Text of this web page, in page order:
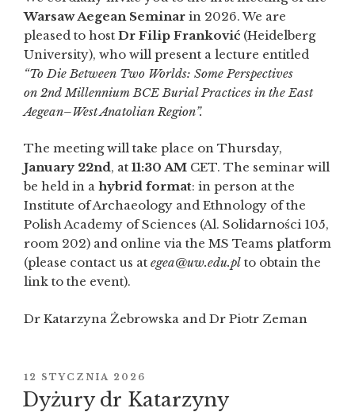
Warsaw Aegean Seminar in 2026. We are
pleased to host Dr Filip Franković (Heidelberg
University), who will present a lecture entitled
“To Die Between Two Worlds: Some Perspectives
on 2nd Millennium BCE Burial Practices in the East
Aegean–West Anatolian Region”.
The meeting will take place on Thursday,
January 22nd, at 11:30 AM CET. The seminar will
be held in a hybrid format: in person at the
Institute of Archaeology and Ethnology of the
Polish Academy of Sciences (Al. Solidarności 105,
room 202) and online via the MS Teams platform
(please contact us at egea@uw.edu.pl to obtain the
link to the event).
Dr Katarzyna Żebrowska and Dr Piotr Zeman
OPUBLIKOWANE
W
12 STYCZNIA 2026
Dyżury dr Katarzyny